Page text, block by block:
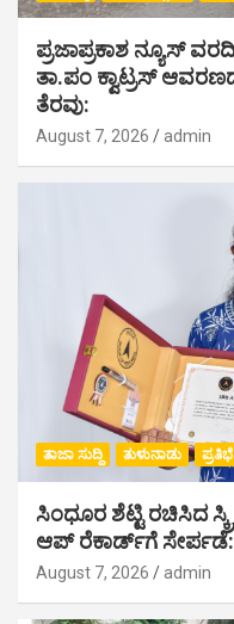
ಪ್ರಜಾಪ್ರಕಾಶ ನ್ಯೂಸ್
ತಾ.ಪಂ ಕ್ವಾಟ್ರಸ್
ತೆರವು:
August 7, 2026 admin
ತಾಜಾ ಸುದ್ದಿ ತುಳುನಾಡು ಪ್ರತಿಭೆ
ಸಿಂಧೂರ ಶೆಟ್ಟಿ ರಚಿಸಿದ
ಆಪ್ ರೆಕಾರ್ಡ್‌ಗೆ ಸೇರ್ಪಡೆ:
August 7, 2026 admin